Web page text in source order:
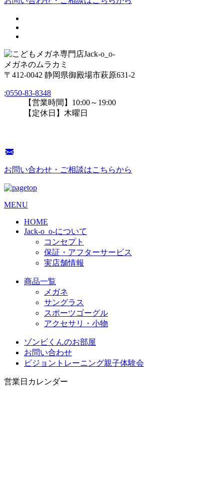
メガネのムラカミ
〒412-0042 静岡県御殿場市萩原631-2
;0550-83-8348
【営業時間】10:00～19:00
【定休日】木曜日
お問い合わせ・ご相談はこちらから
MENU
HOME
Jack-o_o-について
コンセプト
保証・アフターサービス
実店舗情報
商品一覧
メガネ
サングラス
スポーツゴーグル
アクセサリ・小物
ゾンビくんのお部屋
お問い合わせ
ビジョントレーニング親子体験会
営業日カレンダー